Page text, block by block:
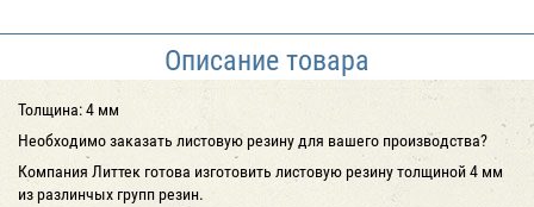
Описание товара
Толщина: 4 мм
Необходимо заказать листовую резину для вашего производства?
Компания Литтек готова изготовить листовую резину толщиной 4 мм
из разлинчых групп резин.